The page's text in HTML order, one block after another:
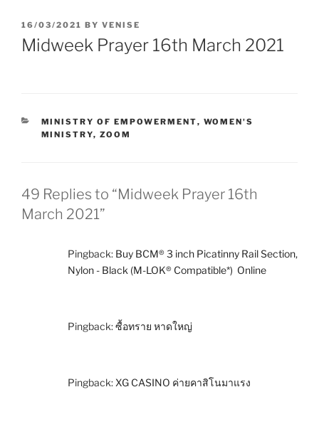
16/03/2021 BY VENISE
Midweek Prayer 16th March 2021
MINISTRY OF EMPOWERMENT, WOMEN'S
MINISTRY, ZOOM
49 Replies to “Midweek Prayer 16th
March 2021”
Pingback: Buy BCM® 3 inch Picatinny Rail Section,
Nylon - Black (M-LOK® Compatible*) Online
Pingback:ซื้อทราย หาดใหญ่
Pingback: XG CASINO ค่ายคาสิโนมาแรง